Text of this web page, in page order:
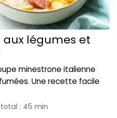
légumes et
minestrone italienne
Une recette facile
: 45 min